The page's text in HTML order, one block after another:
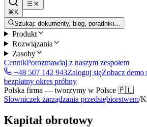
⌘K
Szukaj: dokumenty, blog, poradniki…
Produkt
Rozwiązania
Zasoby
CennikPorozmawiaj z naszym zespołem
+48 507 142 943Zaloguj sięZobacz demo
bezpłatny okres próbny
Polska firma — tworzymy w Polsce 🇵🇱
Słowniczek zarządzania przedsiębiorstwem/
Kapitał obrotowy